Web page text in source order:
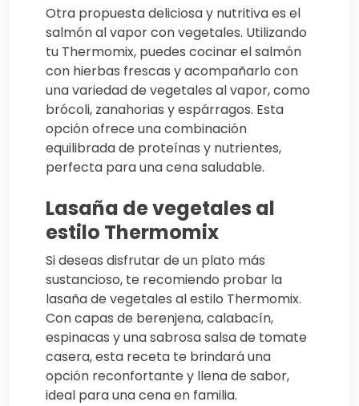
Otra propuesta deliciosa y nutritiva es el
salmón al vapor con vegetales. Utilizando
tu Thermomix, puedes cocinar el salmón
con hierbas frescas y acompañarlo con
una variedad de vegetales al vapor, como
brócoli, zanahorias y espárragos. Esta
opción ofrece una combinación
equilibrada de proteínas y nutrientes,
perfecta para una cena saludable.
Lasaña de vegetales al
estilo Thermomix
Si deseas disfrutar de un plato más
sustancioso, te recomiendo probar la
lasaña de vegetales al estilo Thermomix.
Con capas de berenjena, calabacín,
espinacas y una sabrosa salsa de tomate
casera, esta receta te brindará una
opción reconfortante y llena de sabor,
ideal para una cena en familia.